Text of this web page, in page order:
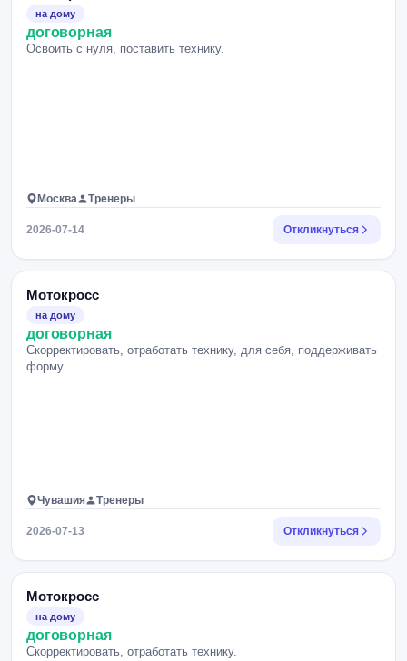
на дому
договорная
Освоить с нуля, поставить технику.
Москва Тренеры
2026-07-14 Откликнуться
Мотокросс
на дому
договорная
Скорректировать, отработать технику, для себя, поддерживать
форму.
Чувашия Тренеры
2026-07-13 Откликнуться
Мотокросс
на дому
договорная
Скорректировать, отработать технику.